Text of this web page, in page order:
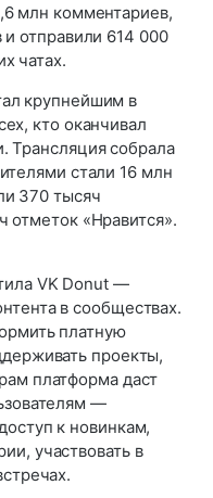
млн комментариев,
отправили 614 000
чатах.
крупнейшим в
кто оканчивал
Трансляция собрала
стали 16 млн
370 тысяч
отметок «Нравится».
VK Donut —
в сообществах.
платную
проекты,
платформа даст
—
к новинкам,
участвовать в